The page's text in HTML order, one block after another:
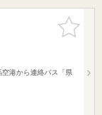
お気に入
りに追加
空港から連絡バス「県